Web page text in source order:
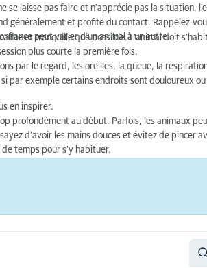
se laisse pas faire et n'apprécie pas la situation,
généralement et profite du contact. Rappelez-
peut varier d'un animal à un autre.
et tranquille que possible. L’animal doit
plus courte la première fois.
par le regard, les oreilles, la queue, la
par exemple certains endroits sont douloureux ou
en inspirer.
profondément au début. Parfois, les animaux
d'avoir les mains douces et évitez de pincer
temps pour s'y habituer.